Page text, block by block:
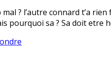
? l’autre connard t’a rien
pourquoi sa ? Sa doit etre